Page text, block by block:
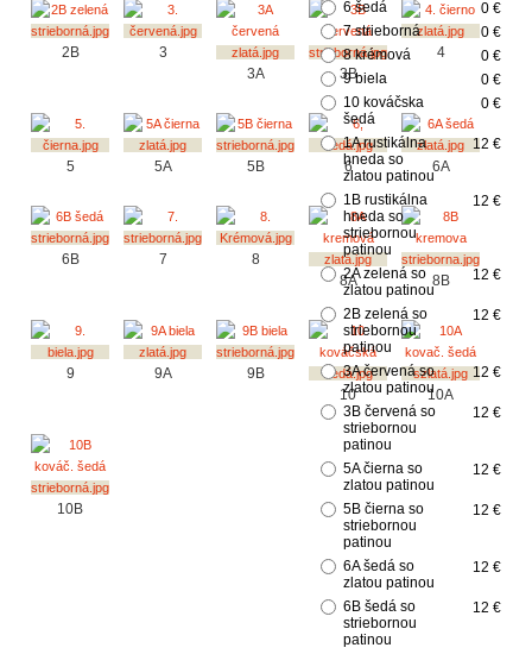
2B
3
3A
3B
4
5 5A 5B 6 6A
6B 7
8
8A
8B
9 9A
9B
10
10A
10B
6 šedá
0 €
7 strieborná
0 €
8 krémová
0 €
9 biela
0 €
10 kováčska
šedá
0 €
1A rustikálna
hneda so
zlatou patinou
12 €
1B rustikálna
hneda so
striebornou
patinou
12 €
2A zelená so
zlatou patinou
12 €
2B zelená so
striebornou
patinou
12 €
3A červená so
zlatou patinou
12 €
3B červená so
striebornou
patinou
12 €
5A čierna so
zlatou patinou
12 €
5B čierna so
striebornou
patinou
12 €
6A šedá so
zlatou patinou
12 €
6B šedá so
striebornou
patinou
12 €